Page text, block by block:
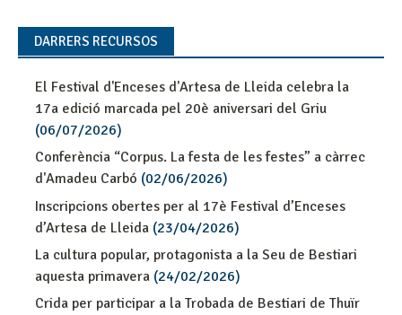
DARRERS RECURSOS
El Festival d'Enceses d'Artesa de Lleida celebra la
17a edició marcada pel 20è aniversari del Griu
(06/07/2026)
Conferència “Corpus. La festa de les festes” a càrrec
d'Amadeu Carbó (02/06/2026)
Inscripcions obertes per al 17è Festival d’Enceses
d’Artesa de Lleida (23/04/2026)
La cultura popular, protagonista a la Seu de Bestiari
aquesta primavera (24/02/2026)
Crida per participar a la Trobada de Bestiari de Thuïr